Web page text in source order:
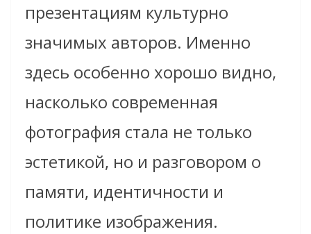
презентациям культурно
значимых авторов. Именно
здесь особенно хорошо видно,
насколько современная
фотография стала не только
эстетикой, но и разговором о
памяти, идентичности и
политике изображения.